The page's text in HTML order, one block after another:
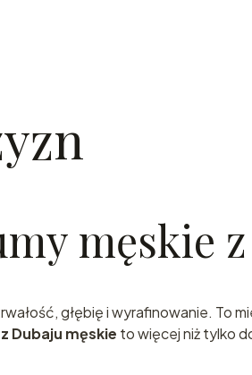
męskie
głębię i wyrafinowanie. To
Dubaju męskie to więcej niż tylko
do świata
perfum
prosto z
Dubaju!